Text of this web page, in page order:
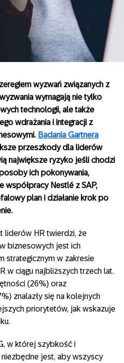
wyzwań związanych z
wymagają nie tylko
technologii, ale także
wdrażania i integracji z
Badania Gartnera
przeszkody dla liderów
największe ryzyko jeśli chodzi
ich pokonywania,
współpracy Nestlé z SAP,
plan i działanie krok po
liderów HR twierdzi, że
biznesowych jest ich
strategicznym w zakresie
w ciągu najbliższych trzech lat.
(26%) oraz
znalazły się na kolejnych
priorytetów, jak wskazuje
w której szybkość i
jest, aby wszyscy